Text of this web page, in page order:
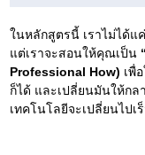
ในหลักสูตรนี้ เราไม่ได้แ
แต่เราจะสอนให้คุณเป็น
Professional How) เพื่
ก็ได้ และเปลี่ยนมันให้กล
เทคโนโลยีจะเปลี่ยนไปเ